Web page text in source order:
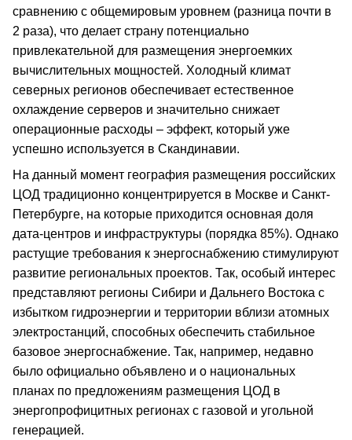
сравнению с общемировым уровнем (разница почти в
2 раза), что делает страну потенциально
привлекательной для размещения энергоемких
вычислительных мощностей. Холодный климат
северных регионов обеспечивает естественное
охлаждение серверов и значительно снижает
операционные расходы – эффект, который уже
успешно используется в Скандинавии.
На данный момент география размещения российских
ЦОД традиционно концентрируется в Москве и Санкт-
Петербурге, на которые приходится основная доля
дата-центров и инфраструктуры (порядка 85%). Однако
растущие требования к энергоснабжению стимулируют
развитие региональных проектов. Так, особый интерес
представляют регионы Сибири и Дальнего Востока с
избытком гидроэнергии и территории вблизи атомных
электростанций, способных обеспечить стабильное
базовое энергоснабжение. Так, например, недавно
было официально объявлено и о национальных
планах по предложениям размещения ЦОД в
энергопрофицитных регионах с газовой и угольной
генерацией.